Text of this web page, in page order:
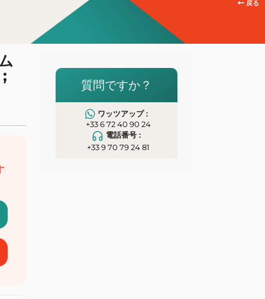
戻る
質問ですか？
ワッツアップ :
+33 6 72 40 90 24
電話番号 :
+33 9 70 79 24 81